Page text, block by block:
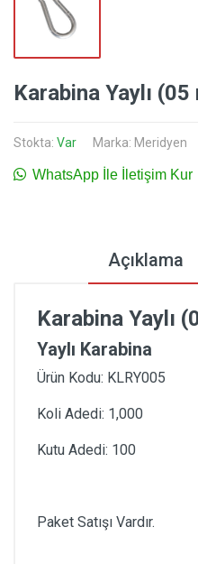
Karabina Yaylı (05
Stokta: Var Marka: Meridyen
WhatsApp İle İletişim Kur
Açıklama
Karabina Yaylı
Yaylı Karabina
Ürün Kodu: KLRY005
Koli Adedi: 1,000
Kutu Adedi: 100
Paket Satışı Vardır.